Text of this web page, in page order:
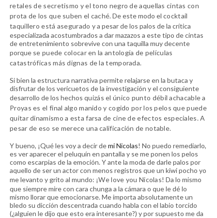
retales de secretismo y el tono negro de aquellas cintas con
prota de los que suben el caché. De este modo elcocktail
taquillero está asegurado y a pesar de los palos de la crítica
especializada acostumbrados a dar mazazos a este tipo de cintas
de entretenimiento sobrevive con una taquilla muy decente
porque se puede colocar en la antología de películas
catastróficas más dignas de la temporada.
Si bien la estructura narrativa permite relajarse en la butaca y
disfrutar de los vericuetos de la investigación y el consiguiente
desarrollo de los hechos quizás el único punto débil achacable a
Proyas es el final algo manido y cogido por los pelos que puede
quitar dinamismo a esta farsa de cine de efectos especiales. A
pesar de eso se merece una calificación de notable.
Y bueno, ¡Qué les voy a decir demi Nicolas! No puedo remediarlo,
es ver aparecer el peluquín en pantalla y se me ponen los pelos
como escarpias de la emoción. Y ante la moda de darle palos por
aquello de ser un actor con menos registros que un kiwi pocho yo
me levanto y grito al mundo: ¡We love you Nicolas! Da lo mismo
que siempre mire con cara chunga a la cámara o que le dé lo
mismo llorar que emocionarse. Me importa absolutamente un
bledo su dicción descentrada cuando habla con el labio torcido
(¿alguien le dijo que esto era interesante?) y por supuesto me da